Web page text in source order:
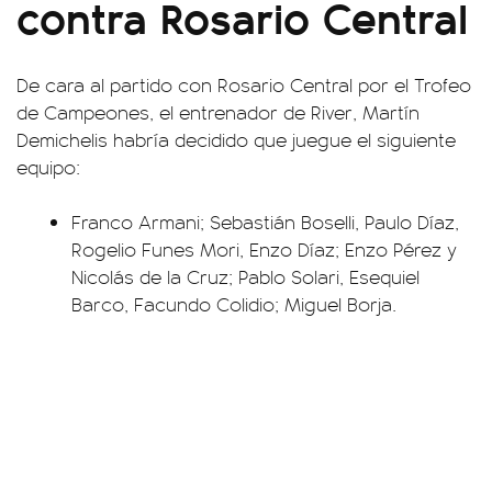
contra Rosario Central
De cara al partido con Rosario Central por el Trofeo
de Campeones, el entrenador de River, Martín
Demichelis habría decidido que juegue el siguiente
equipo:
Franco Armani; Sebastián Boselli, Paulo Díaz,
Rogelio Funes Mori, Enzo Díaz; Enzo Pérez y
Nicolás de la Cruz; Pablo Solari, Esequiel
Barco, Facundo Colidio; Miguel Borja.